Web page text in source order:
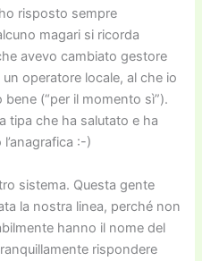
risposto sempre
magari si ricorda
avevo cambiato gestore
operatore locale, al che io
(“per il momento sì”).
tipa che ha salutato e ha
:-)
sistema. Questa gente
la nostra linea, perché non
hanno il nome del
rispondere